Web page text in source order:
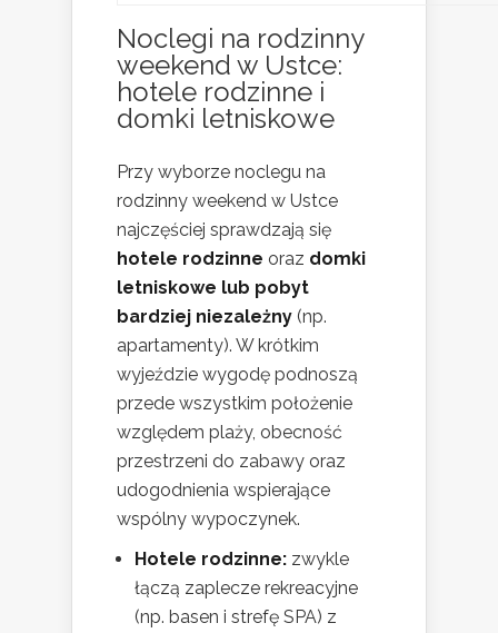
Noclegi na rodzinny
weekend w Ustce:
hotele rodzinne i
domki letniskowe
Przy wyborze noclegu na
rodzinny weekend w Ustce
najczęściej sprawdzają się
hotele rodzinne oraz domki
letniskowe lub pobyt
bardziej niezależny (np.
apartamenty). W krótkim
wyjeździe wygodę podnoszą
przede wszystkim położenie
względem plaży, obecność
przestrzeni do zabawy oraz
udogodnienia wspierające
wspólny wypoczynek.
Hotele rodzinne: zwykle
łączą zaplecze rekreacyjne
(np. basen i strefę SPA) z